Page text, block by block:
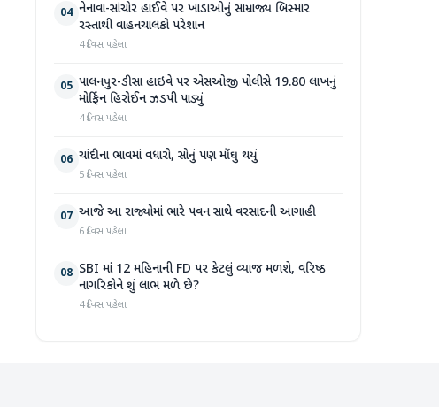
04 નેનાવા-સાંચોર હાઈવે પર ખાડાઓનું સામ્રાજ્ય બિસ્માર
રસ્તાથી વાહનચાલકો પરેશાન
4 દિવસ પહેલા
05 પાલનપુર-ડીસા હાઇવે પર એસઓજી પોલીસે 19.80 લાખનું
મોર્ફિન હિરોઈન ઝડપી પાડ્યું
4 દિવસ પહેલા
06 ચાંદીના ભાવમાં વધારો, સોનું પણ મોંઘુ થયું
5 દિવસ પહેલા
07 આજે આ રાજ્યોમાં ભારે પવન સાથે વરસાદની આગાહી
6 દિવસ પહેલા
08 SBI માં 12 મહિનાની FD પર કેટલું વ્યાજ મળશે, વરિષ્ઠ
નાગરિકોને શું લાભ મળે છે?
4 દિવસ પહેલા